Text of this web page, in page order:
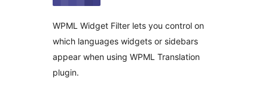
WPML Widget Filter lets you control on
which languages widgets or sidebars
appear when using WPML Translation
plugin.